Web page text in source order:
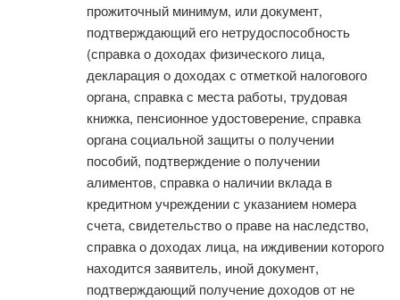
прожиточный минимум, или документ,
подтверждающий его нетрудоспособность
(справка о доходах физического лица,
декларация о доходах с отметкой налогового
органа, справка с места работы, трудовая
книжка, пенсионное удостоверение, справка
органа социальной защиты о получении
пособий, подтверждение о получении
алиментов, справка о наличии вклада в
кредитном учреждении с указанием номера
счета, свидетельство о праве на наследство,
справка о доходах лица, на иждивении которого
находится заявитель, иной документ,
подтверждающий получение доходов от не